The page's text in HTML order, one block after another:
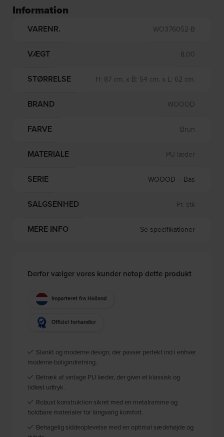
Information
VARENR. WO376052-B
VÆGT 8,00
STØRRELSE H: 87 cm. x B: 54 cm. x L: 62 cm.
BRAND WOOOD
FARVE Brun
MATERIALE PU læder
SERIE WOOOD – Bas
SALGSENHED Pr. stk
MERE INFO Se specifikationer
Derfor vælger vores kunder netop dette produkt
Importeret fra Holland
Officiel forhandler
Slankt og moderne design, der passer perfekt ind i enhver
moderne boligindretning.
Betræk af vintage PU læder, der giver et klassisk og
tidløst udtryk.
Robust konstruktion sikret med en metalramme og
holdbare materialer for langvarig komfort.
Behagelig siddeoplevelse med en optimal sædehøjde og